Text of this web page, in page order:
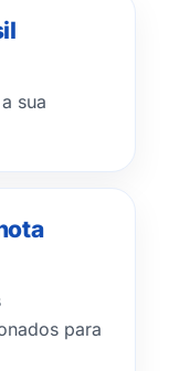
sua
para